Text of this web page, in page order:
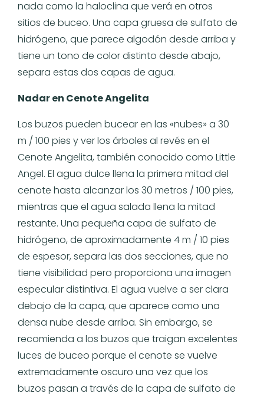
nada como la haloclina que verá en otros
sitios de buceo. Una capa gruesa de sulfato de
hidrógeno, que parece algodón desde arriba y
tiene un tono de color distinto desde abajo,
separa estas dos capas de agua.
Nadar en Cenote Angelita
Los buzos pueden bucear en las «nubes» a 30
m / 100 pies y ver los árboles al revés en el
Cenote Angelita, también conocido como Little
Angel. El agua dulce llena la primera mitad del
cenote hasta alcanzar los 30 metros / 100 pies,
mientras que el agua salada llena la mitad
restante. Una pequeña capa de sulfato de
hidrógeno, de aproximadamente 4 m / 10 pies
de espesor, separa las dos secciones, que no
tiene visibilidad pero proporciona una imagen
especular distintiva. El agua vuelve a ser clara
debajo de la capa, que aparece como una
densa nube desde arriba. Sin embargo, se
recomienda a los buzos que traigan excelentes
luces de buceo porque el cenote se vuelve
extremadamente oscuro una vez que los
buzos pasan a través de la capa de sulfato de